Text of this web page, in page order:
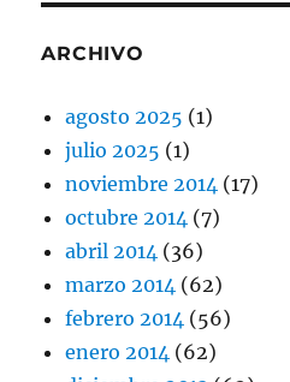
ARCHIVO
agosto 2025 (1)
julio 2025 (1)
noviembre 2014 (17)
octubre 2014 (7)
abril 2014 (36)
marzo 2014 (62)
febrero 2014 (56)
enero 2014 (62)